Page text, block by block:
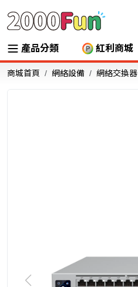
產品分類 紅利商城
商城首頁 網絡設備 網絡交換器